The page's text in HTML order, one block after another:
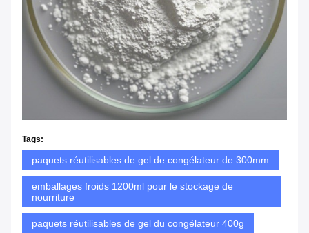
Tags:
paquets réutilisables de gel de congélateur de 300mm
emballages froids 1200ml pour le stockage de
nourriture
paquets réutilisables de gel du congélateur 400g